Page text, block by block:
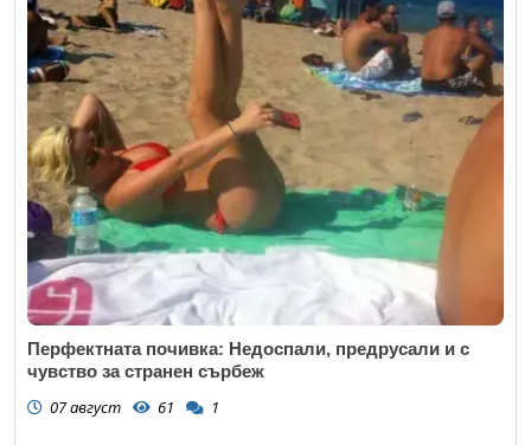
Перфектната почивка: Недоспали, предрусали и с
чувство за странен сърбеж
07 август 61 1